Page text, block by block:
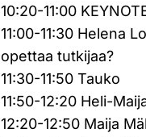
10:20-11:00
11:00-11:30 Helena
opettaa tutkijaa?
11:30-11:50 Tauko
11:50-12:20 Heli-
12:20-12:50 Maija